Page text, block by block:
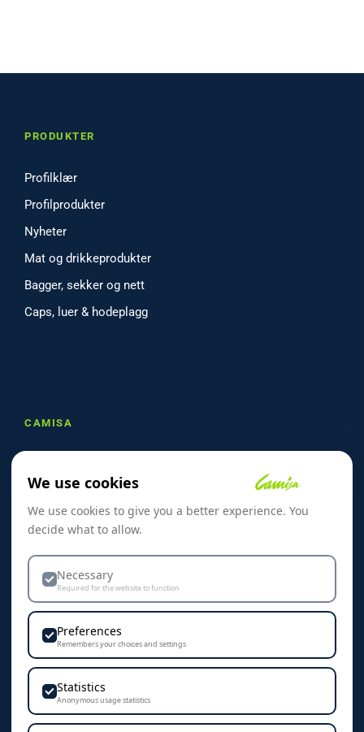
PRODUKTER
Profilklær
Profilprodukter
Nyheter
Mat og drikkeprodukter
Bagger, sekker og nett
Caps, luer & hodeplagg
CAMISA
Referanser
Skreddersøm
Dekorasjon & Teknikker
Personvern & Cookies
KONTAKT
We use cookies
We use cookies to give you a better experience. You
decide what to allow.
Necessary
Required for the website to function
Preferences
Remembers your choices and settings
Statistics
Anonymous usage statistics